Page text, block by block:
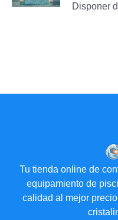
Disponer
Tu tienda online de
equipamiento de
calidad al mejor